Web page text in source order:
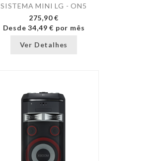
SISTEMA MINI LG - ON5
275,90 €
Desde34,49 € por mês
Ver Detalhes